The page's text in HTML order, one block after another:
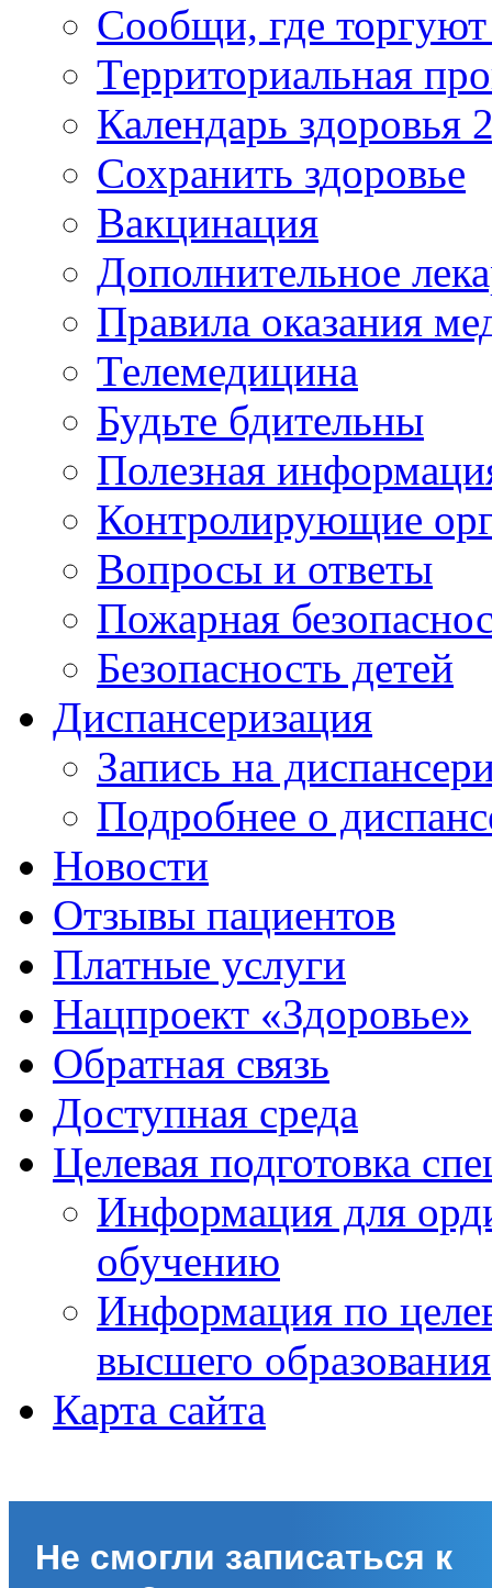
Сообщи, где
Территориальная
Календарь здоровья
Сохранить здоровье
Вакцинация
Дополнительное
Правила оказания
Телемедицина
Будьте бдительны
Полезная
Контролирующие
Вопросы и ответы
Пожарная
Безопасность детей
Диспансеризация
Запись на
Подробнее о
Новости
Отзывы пациентов
Платные услуги
Нацпроект «Здоровье»
Обратная связь
Доступная среда
Целевая подготовка
Информация для
обучению
Информация по
высшего образования
Карта сайта
Не смогли записаться к